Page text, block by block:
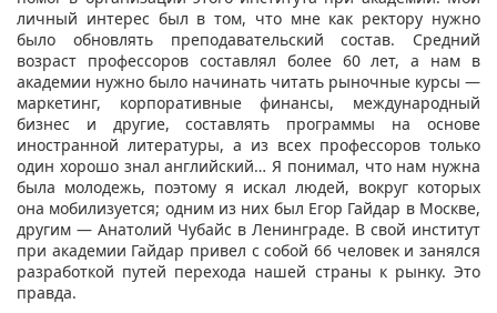
личный интерес был в том, что мне как ректору нужно
было обновлять преподавательский состав. Средний
возраст профессоров составлял более 60 лет, а нам в
академии нужно было начинать читать рыночные курсы —
маркетинг, корпоративные финансы, международный
бизнес и другие, составлять программы на основе
иностранной литературы, а из всех профессоров только
один хорошо знал английский… Я понимал, что нам нужна
была молодежь, поэтому я искал людей, вокруг которых
она мобилизуется; одним из них был Егор Гайдар в Москве,
другим — Анатолий Чубайс в Ленинграде. В свой институт
при академии Гайдар привел с собой 66 человек и занялся
разработкой путей перехода нашей страны к рынку. Это
правда.